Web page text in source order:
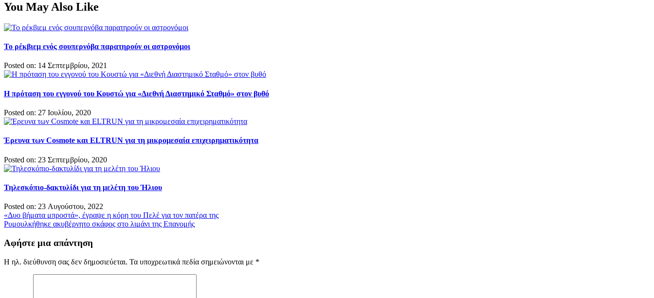
You May Also Like
Το ρέκβιεμ ενός σουπερνόβα παρατηρούν οι αστρονόμοι
Posted on: 14 Σεπτεμβρίου, 2021
Η πρόταση του εγγονού του Κουστώ για «Διεθνή Διαστημικό Σταθμό» στον βυθό
Posted on: 27 Ιουλίου, 2020
Έρευνα των Cosmote και ELTRUN για τη μικρομεσαία επιχειρηματικότητα
Posted on: 23 Σεπτεμβρίου, 2020
Τηλεσκόπιο-δακτυλίδι για τη μελέτη του Ήλιου
Posted on: 23 Αυγούστου, 2022
Πλοήγηση
άρθρων
«Δυο βήματα μπροστά», έγραψε η κόρη του Πελέ για τον πατέρα της
Ρυμουλκήθηκε ακυβέρνητο σκάφος στο λιμάνι της Επανομής
Αφήστε μια απάντηση
Η ηλ. διεύθυνση σας δεν δημοσιεύεται. Τα υποχρεωτικά πεδία σημειώνονται με *